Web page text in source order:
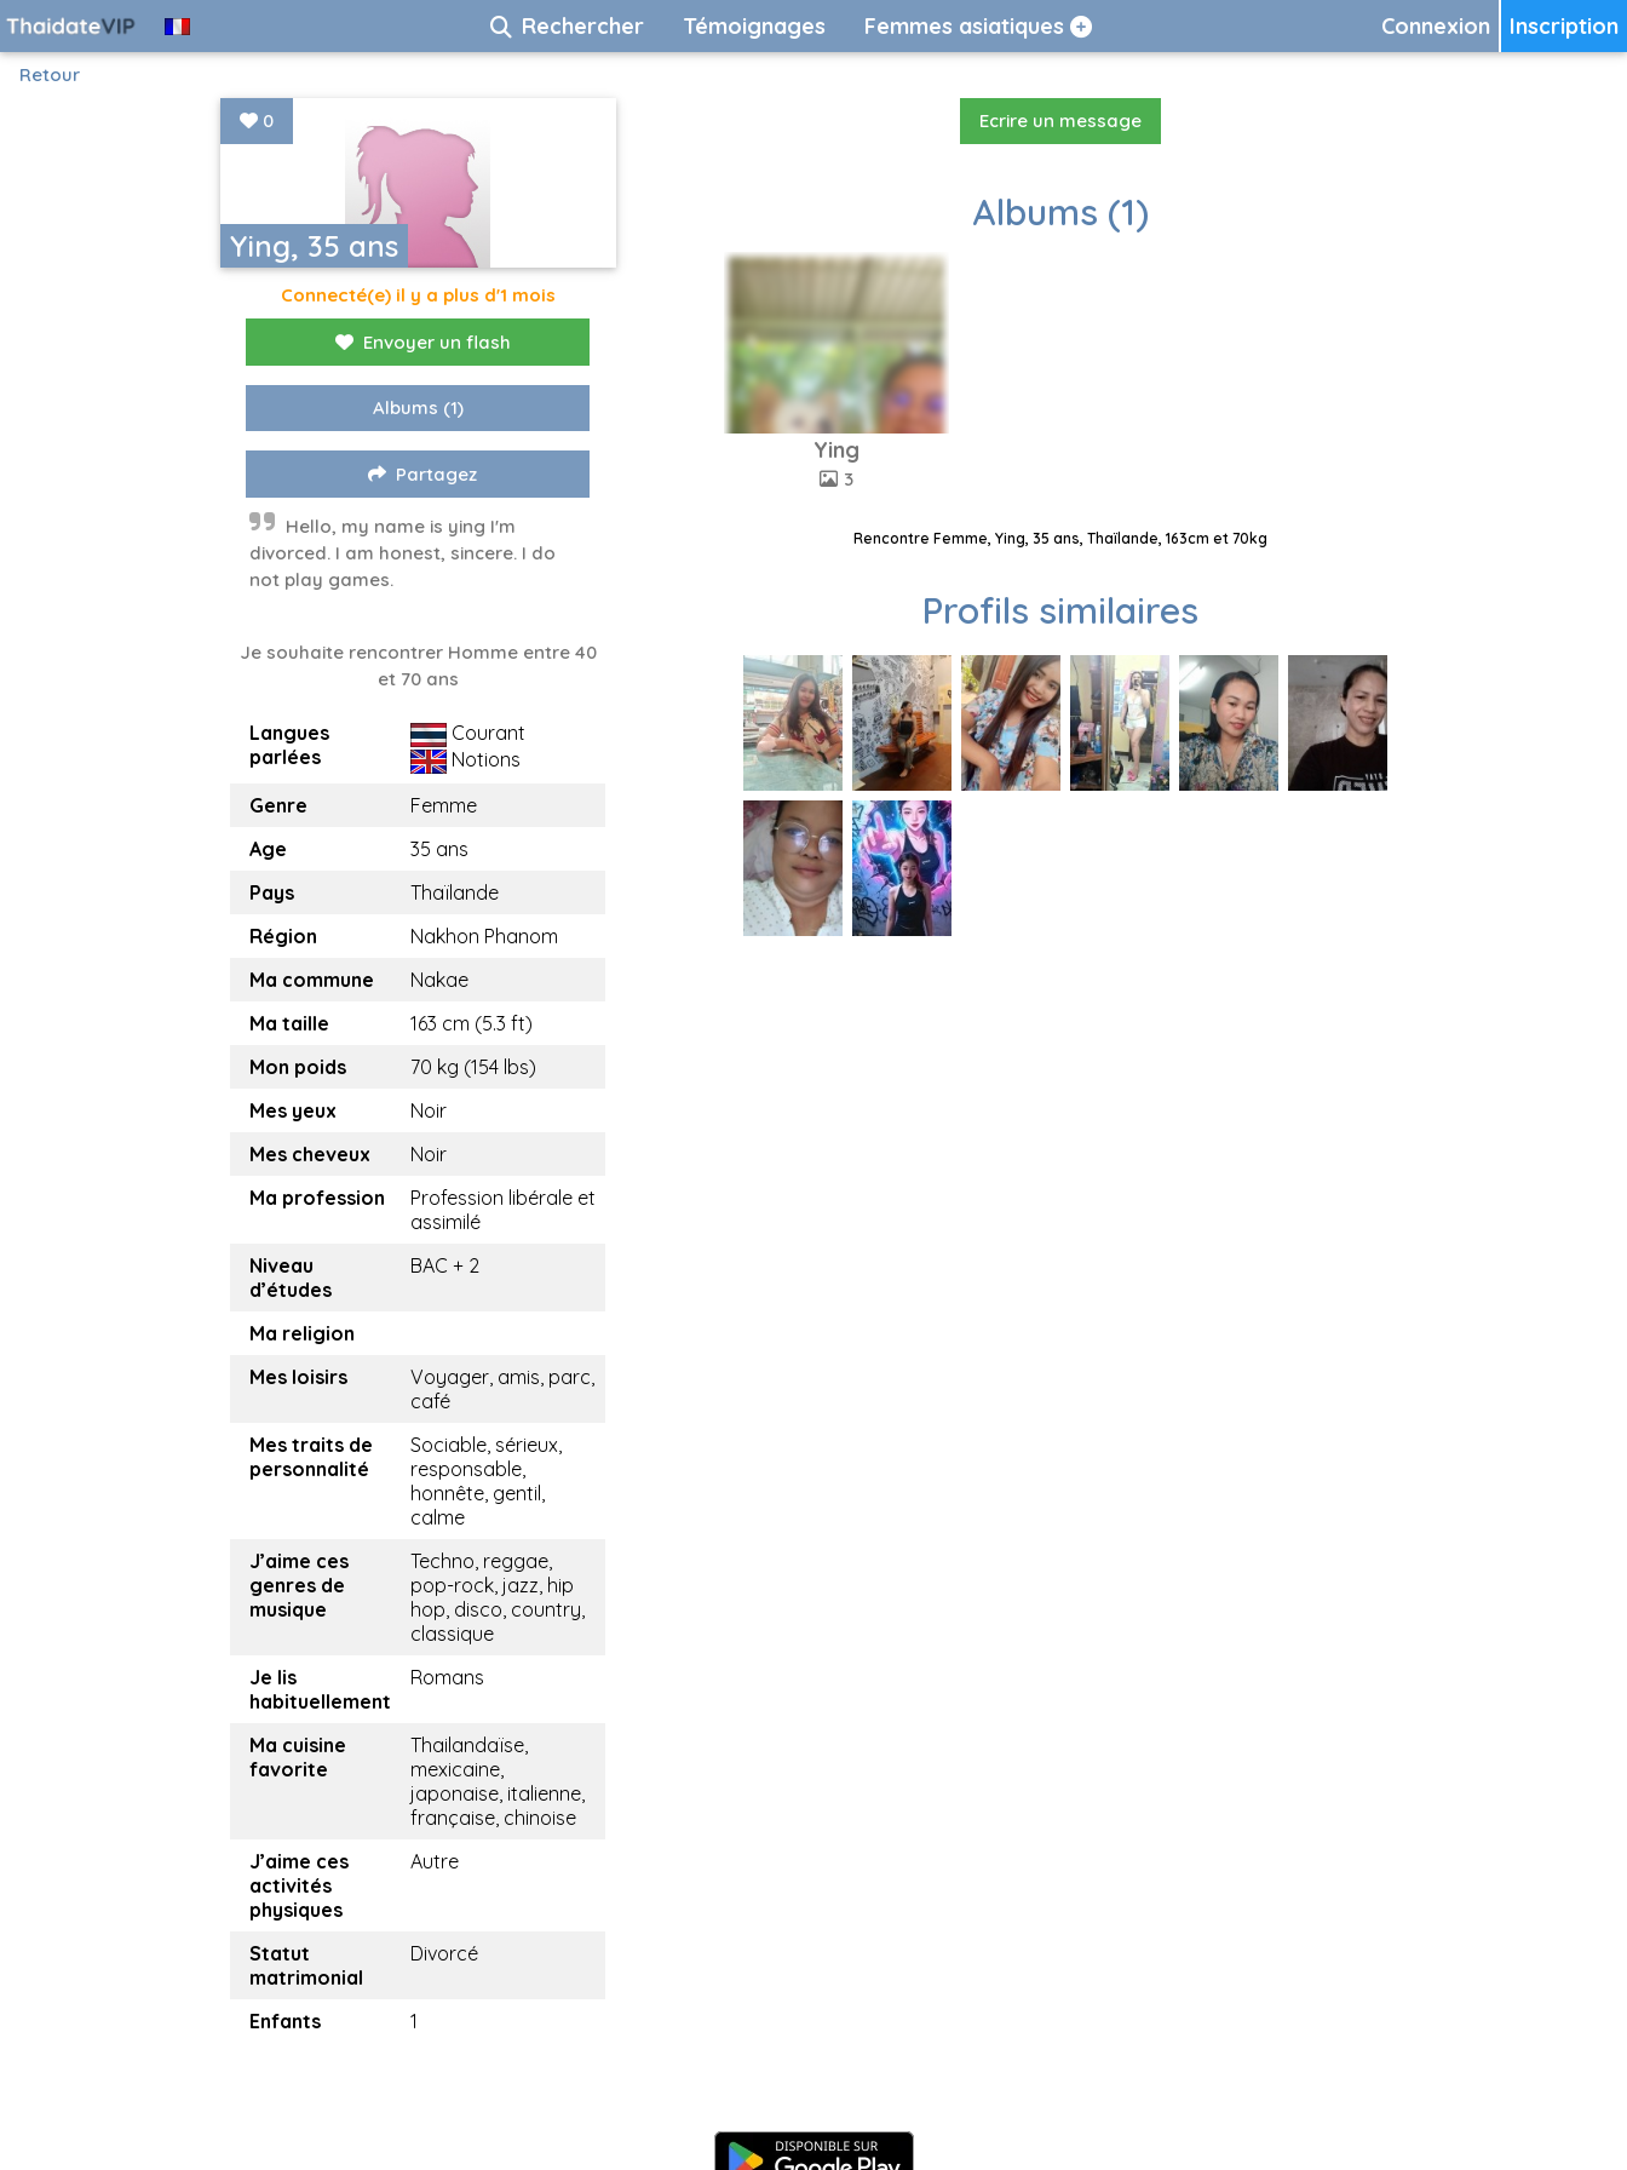
Inscription
Connexion
Rechercher Témoignages Femmes asiatiques
Retour
Ying, 35 ans
0
Connecté(e) il y a plus d'1 mois
Envoyer un flash
Albums (1)
Partagez
Hello, my name is ying I'm
divorced. I am honest, sincere. I do
not play games.
Je souhaite rencontrer Homme entre 40
et 70 ans
Langues
parlées
Courant
Notions
Genre
Femme
Age
35 ans
Pays
Thaïlande
Région
Nakhon Phanom
Ma commune
Nakae
Ma taille
163 cm (5.3 ft)
Mon poids
70 kg (154 lbs)
Mes yeux
Noir
Mes cheveux
Noir
Ma profession
Profession libérale et
assimilé
Niveau
d’études
BAC + 2
Ma religion
Mes loisirs
Voyager, amis, parc,
café
Mes traits de
personnalité
Sociable, sérieux,
responsable,
honnête, gentil,
calme
J’aime ces
genres de
musique
Techno, reggae,
pop-rock, jazz, hip
hop, disco, country,
classique
Je lis
habituellement
Romans
Ma cuisine
favorite
Thailandaïse,
mexicaine,
japonaise, italienne,
française, chinoise
J’aime ces
activités
physiques
Autre
Statut
matrimonial
Divorcé
Enfants 1
Ecrire un message
Albums (1)
Ying
3
Rencontre Femme, Ying, 35 ans, Thaïlande, 163cm et 70kg
Profils similaires